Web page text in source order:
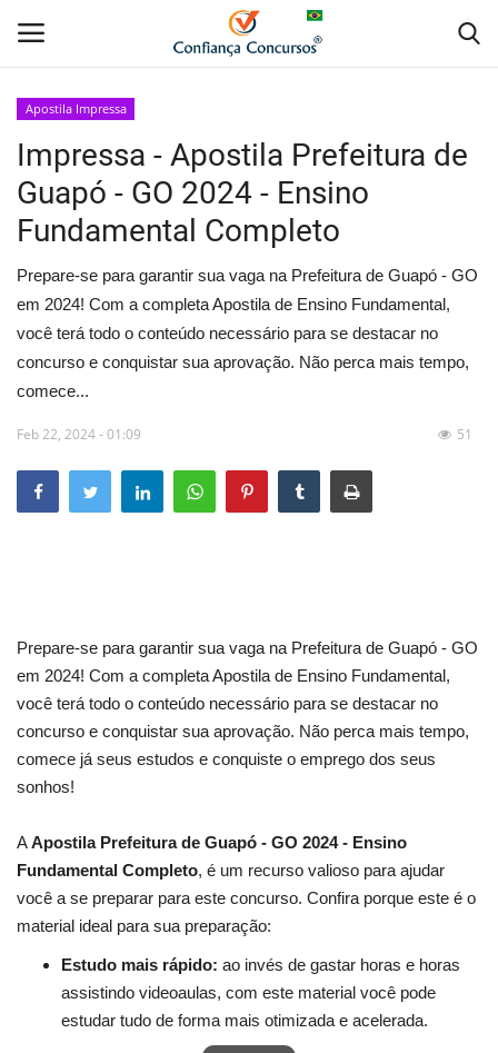
Home
Apostila Digital
Apostila Impressa
Cursos Online
Combo Apostilas
Apostila Impressa
Impressa - Apostila Prefeitura de
Guapó - GO 2024 - Ensino
Fundamental Completo
Prepare-se para garantir sua vaga na Prefeitura de Guapó - GO
em 2024! Com a completa Apostila de Ensino Fundamental,
você terá todo o conteúdo necessário para se destacar no
concurso e conquistar sua aprovação. Não perca mais tempo,
comece...
Feb 22, 2024 - 01:09 51
Prepare-se para garantir sua vaga na Prefeitura de Guapó - GO
em 2024! Com a completa Apostila de Ensino Fundamental,
você terá todo o conteúdo necessário para se destacar no
concurso e conquistar sua aprovação. Não perca mais tempo,
comece já seus estudos e conquiste o emprego dos seus
sonhos!
AApostila Prefeitura de Guapó - GO 2024 - Ensino
Fundamental Completo, é um recurso valioso para ajudar
você a se preparar para este concurso. Confira porque este é o
material ideal para sua preparação:
Estudo mais rápido: ao invés de gastar horas e horas
assistindo videoaulas, com este material você pode
estudar tudo de forma mais otimizada e acelerada.